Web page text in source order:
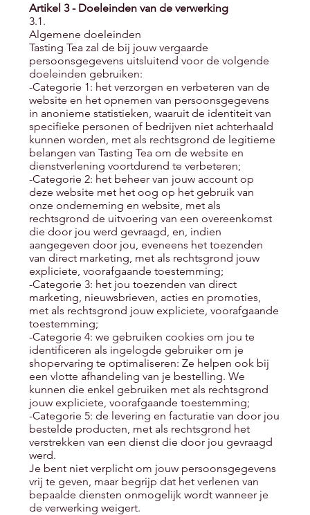
Artikel 3 - Doeleinden van de verwerking
3.1.
Algemene doeleinden
Tasting Tea zal de bij jouw vergaarde
persoonsgegevens uitsluitend voor de volgende
doeleinden gebruiken:
-Categorie 1: het verzorgen en verbeteren van de
website en het opnemen van persoonsgegevens
in anonieme statistieken, waaruit de identiteit van
specifieke personen of bedrijven niet achterhaald
kunnen worden, met als rechtsgrond de legitieme
belangen van Tasting Tea om de website en
dienstverlening voortdurend te verbeteren;
-Categorie 2: het beheer van jouw account op
deze website met het oog op het gebruik van
onze onderneming en website, met als
rechtsgrond de uitvoering van een overeenkomst
die door jou werd gevraagd, en, indien
aangegeven door jou, eveneens het toezenden
van direct marketing, met als rechtsgrond jouw
expliciete, voorafgaande toestemming;
-Categorie 3: het jou toezenden van direct
marketing, nieuwsbrieven, acties en promoties,
met als rechtsgrond jouw expliciete, voorafgaande
toestemming;
-Categorie 4: we gebruiken cookies om jou te
identificeren als ingelogde gebruiker om je
shopervaring te optimaliseren: Ze helpen ook bij
een vlotte afhandeling van je bestelling. We
kunnen die enkel gebruiken met als rechtsgrond
jouw expliciete, voorafgaande toestemming;
-Categorie 5: de levering en facturatie van door jou
bestelde producten, met als rechtsgrond het
verstrekken van een dienst die door jou gevraagd
werd.
Je bent niet verplicht om jouw persoonsgegevens
vrij te geven, maar begrijp dat het verlenen van
bepaalde diensten onmogelijk wordt wanneer je
de verwerking weigert.